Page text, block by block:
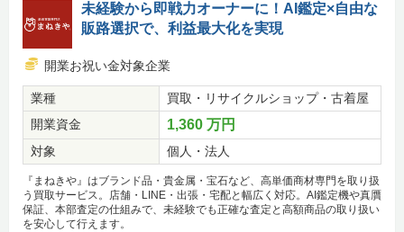
未経験から即戦力オーナーに！AI鑑定×自由な
販路選択で、利益最大化を実現
開業お祝い金対象企業
業種
買取・リサイクルショップ・古着屋
開業資金
1,360 万円
対象 個人・法人
『まねきや』はブランド品・貴金属・宝石など、高単価商材専門を取り扱
う買取サービス。店舗・LINE・出張・宅配と幅広く対応。AI鑑定機や真贋
保証、本部査定の仕組みで、未経験でも正確な査定と高額商品の取り扱い
を安心して行えます。